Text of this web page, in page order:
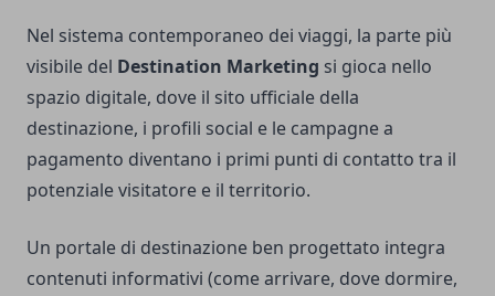
Nel sistema contemporaneo dei viaggi, la parte più
visibile del Destination Marketing si gioca nello
spazio digitale, dove il sito ufficiale della
destinazione, i profili social e le campagne a
pagamento diventano i primi punti di contatto tra il
potenziale visitatore e il territorio.
Un portale di destinazione ben progettato integra
contenuti informativi (come arrivare, dove dormire,